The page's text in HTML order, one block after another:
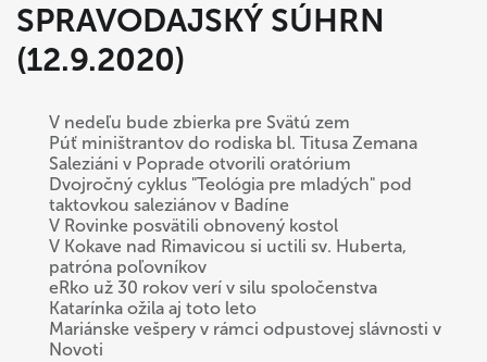
SPRAVODAJSKÝ SÚHRN
(12.9.2020)
V nedeľu bude zbierka pre Svätú zem
Púť miništrantov do rodiska bl. Titusa Zemana
Saleziáni v Poprade otvorili oratórium
Dvojročný cyklus "Teológia pre mladých" pod
taktovkou saleziánov v Badíne
V Rovinke posvätili obnovený kostol
V Kokave nad Rimavicou si uctili sv. Huberta,
patróna poľovníkov
eRko už 30 rokov verí v silu spoločenstva
Katarínka ožila aj toto leto
Mariánske vešpery v rámci odpustovej slávnosti v
Novoti